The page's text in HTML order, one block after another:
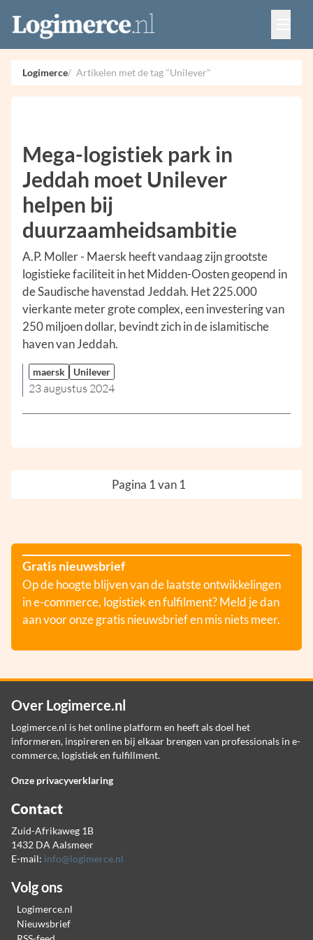
Vacatures
Events
Adverteren
Partners
Logimerce Artikelen met de tag "Unilever"
Mega-logistiek park in
Jeddah moet Unilever
helpen bij
duurzaamheidsambitie
A.P. Moller - Maersk heeft vandaag zijn grootste
logistieke faciliteit in het Midden-Oosten geopend in
de Saudische havenstad Jeddah. Het 225.000
vierkante meter grote complex, een investering van
250 miljoen dollar, bevindt zich in de islamitische
haven van Jeddah.
maersk Unilever
23 augustus 2024
Pagina 1 van 1
Gratis nieuwsbrief
Op de hoogte blijven van de laatste ontwikkelingen
in e-commerce, logistiek en fulfilment? Meld je dan
aan voor onze gratis nieuwsbrief en mis niets meer.
Over Logimerce.nl
Logimerce.nl is het online platform en heeft als doel het
informeren, inspireren en bij elkaar brengen van professionals in e-
commerce, logistiek en fulfillment.
Onze privacyverklaring
Contact
Zuid-Afrikaweg 1B
1432 DA Aalsmeer
E-mail: info@logimerce.nl
Volg ons
Logimerce.nl
Nieuwsbrief